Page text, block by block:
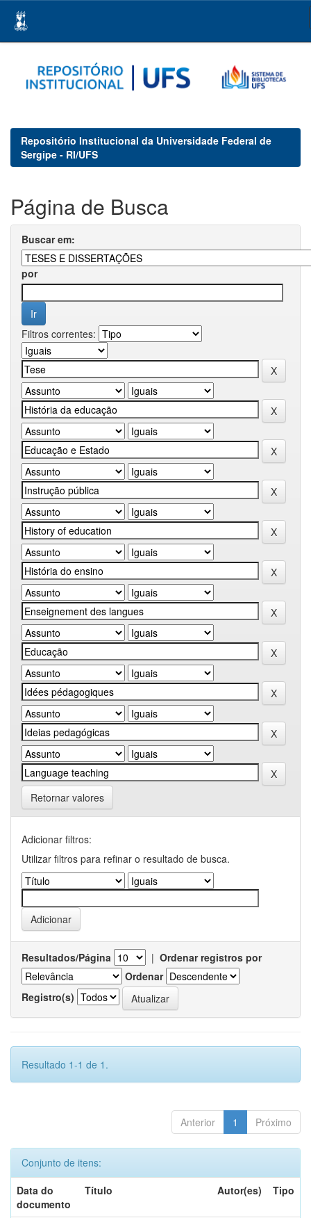
navigation
Repositório Institucional da Universidade Federal de
Sergipe - RI/UFS
Página de Busca
Buscar em:
por
Filtros correntes:
Retornar valores
Adicionar filtros:
Utilizar filtros para refinar o resultado de busca.
Resultados/Página | Ordenar registros por
Ordenar
Registro(s)
Resultado 1-1 de 1.
Anterior 1 Próximo
Conjunto de itens:
Data do
documento
Título Autor(es) Tipo